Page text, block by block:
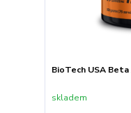
BioTech USA Beta
skladem